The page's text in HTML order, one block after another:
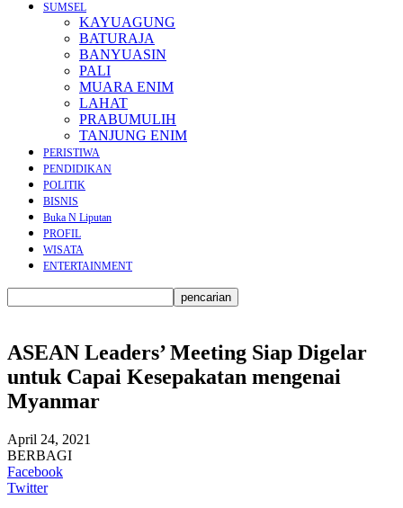
SUMSEL
KAYUAGUNG
BATURAJA
BANYUASIN
PALI
MUARA ENIM
LAHAT
PRABUMULIH
TANJUNG ENIM
PERISTIWA
PENDIDIKAN
POLITIK
BISNIS
Buka N Liputan
PROFIL
WISATA
ENTERTAINMENT
ASEAN Leaders’ Meeting Siap Digelar
untuk Capai Kesepakatan mengenai
Myanmar
April 24, 2021
BERBAGI
Facebook
Twitter